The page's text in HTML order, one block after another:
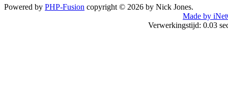
Powered by PHP-Fusion copyright © 2026 by Nick Jones.
Made by
Verwerkingstijd: 0.03